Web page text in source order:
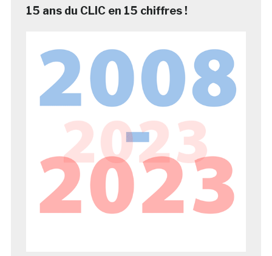
15 ans du CLIC en 15 chiffres !